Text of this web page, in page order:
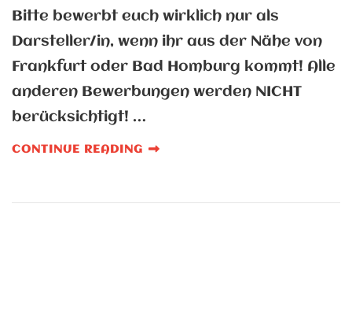
Bitte bewerbt euch wirklich nur als
Darsteller/in, wenn ihr aus der Nähe von
Frankfurt oder Bad Homburg kommt! Alle
anderen Bewerbungen werden NICHT
berücksichtigt! …
CONTINUE READING